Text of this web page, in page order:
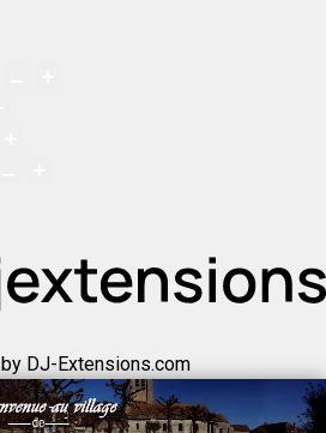
by DJ-Extensions.com